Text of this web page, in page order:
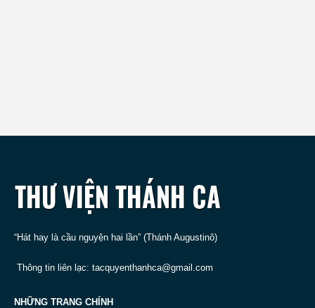
“Hát hay là cầu nguyện hai lần” (Thánh Augustinô)
Thông tin liên lạc: tacquyenthanhca@gmail.com
NHỮNG TRANG CHÍNH